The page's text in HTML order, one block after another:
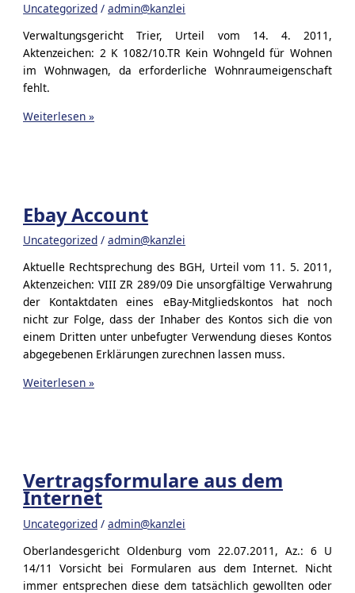
Uncategorized /admin@kanzlei
Verwaltungsgericht Trier, Urteil vom 14. 4. 2011,
Aktenzeichen: 2 K 1082/10.TR Kein Wohngeld für Wohnen
im Wohnwagen, da erforderliche Wohnraumeigenschaft
fehlt.
Wohngeld
Weiterlesen »
Ebay Account
Uncategorized /admin@kanzlei
Aktuelle Rechtsprechung des BGH, Urteil vom 11. 5. 2011,
Aktenzeichen: VIII ZR 289/09 Die unsorgfältige Verwahrung
der Kontaktdaten eines eBay-Mitgliedskontos hat noch
nicht zur Folge, dass der Inhaber des Kontos sich die von
einem Dritten unter unbefugter Verwendung dieses Kontos
abgegebenen Erklärungen zurechnen lassen muss.
Ebay
Weiterlesen »
Vertragsformulare aus dem
Internet
Uncategorized /admin@kanzlei
Oberlandesgericht Oldenburg vom 22.07.2011, Az.: 6 U
14/11 Vorsicht bei Formularen aus dem Internet. Nicht
immer entsprechen diese dem tatsächlich gewollten oder